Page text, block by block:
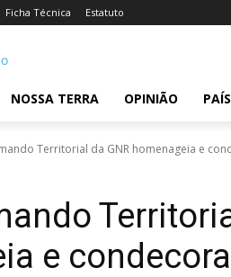
Ficha Técnica Estatuto
NOSSA TERRA OPINIÃO PAÍS
Territorial da GNR homenageia e
e